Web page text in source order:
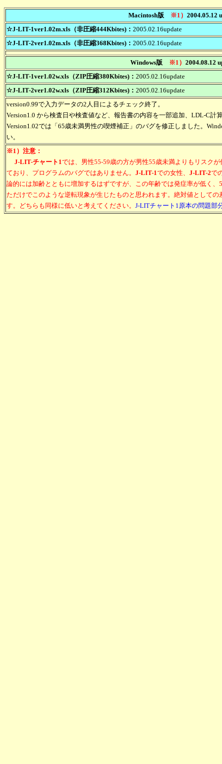
Macintosh版 ※1） 2004.05.12
☆J-LIT-1ver1.02m.xls（非圧縮444Kbites)： 2005.02.16update
☆J-LIT-2ver1.02m.xls（非圧縮368Kbites)： 2005.02.16update
Windows版 ※1） 2004.08.12
☆J-LIT-1ver1.02w.xls（ZIP圧縮380Kbites)： 2005.02.16update
☆J-LIT-2ver1.02w.xls（ZIP圧縮312Kbites)： 2005.02.16update
version0.99で入力データの2人目によるチェック終了。
Version1.0 から検査日や検査値など、報告書の内容を一部追加、LDL-C計
Version1.02では「65歳未満男性の喫煙補正」のバグを修正しました。
い。
※1）注意：
J-LIT-チャート1では、男性55-59歳の方が男性55歳未満よりもリスク
ており、プログラムのバグではありません。 J-LIT-1での女性、 J-LIT-2で
論的には加齢とともに増加するはずですが、この年齢では発症率が低く
ただけでこのような逆転現象が生じたものと思われます。絶対値として
す。どちらも同様に低いと考えてください。 J-LITチャート1原本の問題部